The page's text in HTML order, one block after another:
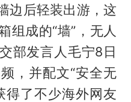
边后轻装出游，这
组成的“墙”，无人
部发言人毛宁8日
，并配文“安全无
得了不少海外网友